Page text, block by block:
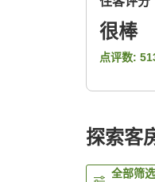
很棒
点评数:
探索客
全部筛